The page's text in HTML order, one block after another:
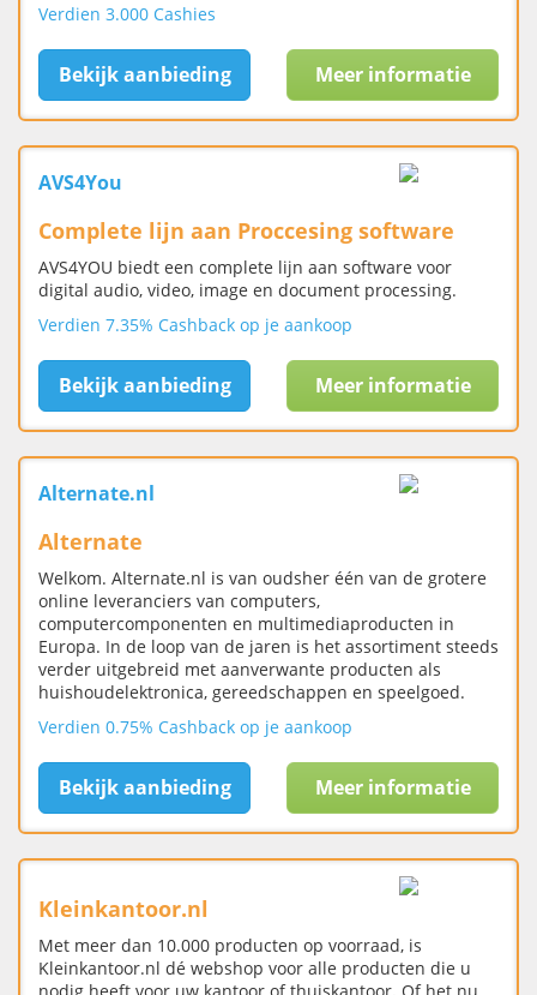
Verdien 3.000 Cashies
Bekijk aanbieding Meer informatie
AVS4You
Complete lijn aan Proccesing software
AVS4YOU biedt een complete lijn aan software voor
digital audio, video, image en document processing.
Verdien 7.35% Cashback op je aankoop
Bekijk aanbieding Meer informatie
Alternate.nl
Alternate
Welkom. Alternate.nl is van oudsher één van de grotere
online leveranciers van computers,
computercomponenten en multimediaproducten in
Europa. In de loop van de jaren is het assortiment steeds
verder uitgebreid met aanverwante producten als
huishoudelektronica, gereedschappen en speelgoed.
Verdien 0.75% Cashback op je aankoop
Bekijk aanbieding Meer informatie
Kleinkantoor.nl
Met meer dan 10.000 producten op voorraad, is
Kleinkantoor.nl dé webshop voor alle producten die u